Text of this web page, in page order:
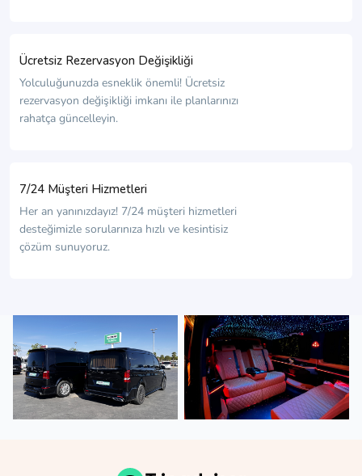
Ücretsiz Rezervasyon Değişikliği
Yolculuğunuzda esneklik önemli! Ücretsiz
rezervasyon değişikliği imkanı ile planlarınızı
rahatça güncelleyin.
7/24 Müşteri Hizmetleri
Her an yanınızdayız! 7/24 müşteri hizmetleri
desteğimizle sorularınıza hızlı ve kesintisiz
çözüm sunuyoruz.